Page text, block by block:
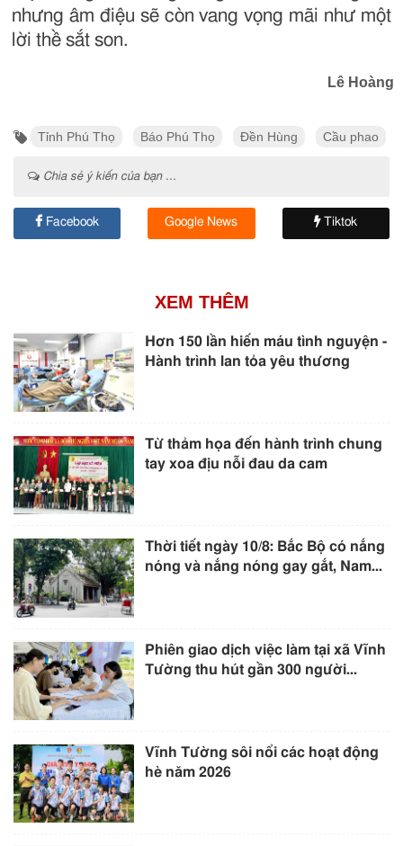
nhưng âm điệu sẽ còn vang vọng mãi như một
lời thề sắt son.
Lê Hoàng
Tỉnh Phú Thọ Báo Phú Thọ Đền Hùng Cầu phao
Chia sẻ ý kiến của bạn ...
Facebook Google News Tiktok
XEM THÊM
Hơn 150 lần hiến máu tình nguyện -
Hành trình lan tỏa yêu thương
Từ thảm họa đến hành trình chung
tay xoa địu nỗi đau da cam
Thời tiết ngày 10/8: Bắc Bộ có nắng
nóng và nắng nóng gay gắt, Nam...
Phiên giao dịch việc làm tại xã Vĩnh
Tường thu hút gần 300 người...
Vĩnh Tường sôi nổi các hoạt động
hè năm 2026